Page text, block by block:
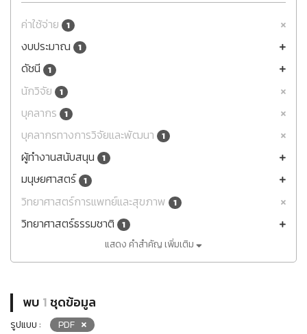
ค่าใช้จ่าย 1
งบประมาณ 1
ดัชนี 1
นักวิจัย 1
บุคลากร 1
บุคลากรทางการวิจัยและพัฒนา 1
ผู้ทำงานสนับสนุน 1
มนุษยศาสตร์ 1
วิทยาศาสตร์การแพทย์และสุขภาพ 1
วิทยาศาสตร์ธรรมชาติ 1
แสดง คำสำคัญ เพิ่มเติม
พบ 1ชุดข้อมูล
รูปแบบ :
PDF